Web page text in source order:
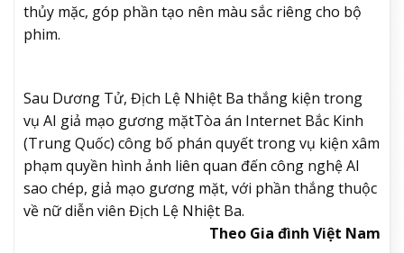
thủy mặc, góp phần tạo nên màu sắc riêng cho bộ
phim.
Sau Dương Tử, Địch Lệ Nhiệt Ba thắng kiện trong
vụ AI giả mạo gương mặtTòa án Internet Bắc Kinh
(Trung Quốc) công bố phán quyết trong vụ kiện xâm
phạm quyền hình ảnh liên quan đến công nghệ AI
sao chép, giả mạo gương mặt, với phần thắng thuộc
về nữ diễn viên Địch Lệ Nhiệt Ba.
Theo Gia đình Việt Nam